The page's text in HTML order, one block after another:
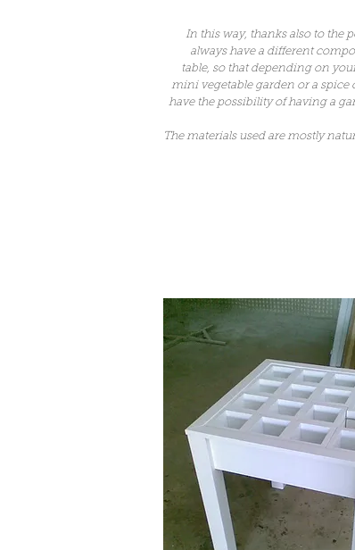
In this way, thanks also to the
always have a different
table, so that depending on
mini vegetable garden or a spice
have the possibility of having a
The materials used are mostly